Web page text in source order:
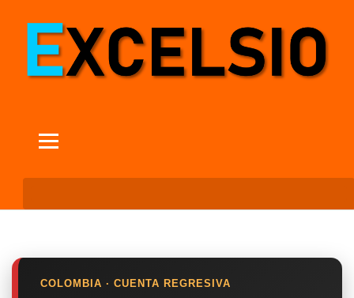
COLOMBIA · CUENTA REGRESIVA